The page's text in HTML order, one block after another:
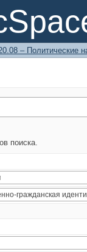
– Политические
поиска.